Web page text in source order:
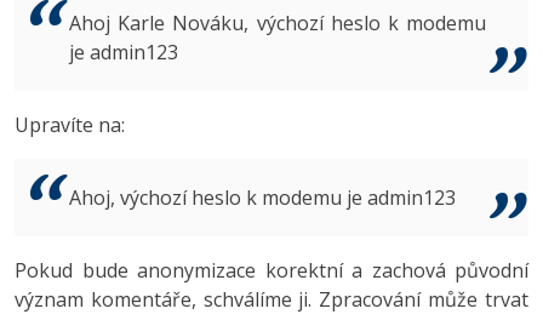
ASP.NET MVC
Best practices
MS-SQL
3D grafik
Copywriter
WordPress specialista
VB.NET
Algoritmy -41%
Umělá inteligence (AI) -10%
Copywriting
Windows
Inkscape
Fórum
Ahoj Karle Nováku, výchozí heslo k modemu
je admin123
Upravíte na:
Ahoj, výchozí heslo k modemu je admin123
Pokud bude anonymizace korektní a zachová původní
význam komentáře, schválíme ji. Zpracování může trvat